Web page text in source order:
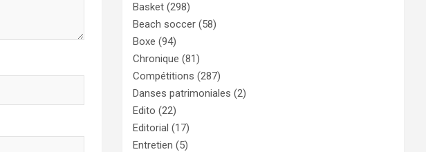
Basket (298)
Beach soccer (58)
Boxe (94)
Chronique (81)
Compétitions (287)
Danses patrimoniales (2)
Edito (22)
Editorial (17)
Entretien (5)